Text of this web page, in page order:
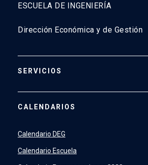
ESCUELA DE INGENIERÍA
Dirección Económica y de Gestión
SERVICIOS
SIDINGlaunch
Academic Intelligence
CALENDARIOS
Calendario DEG
Calendario Escuela